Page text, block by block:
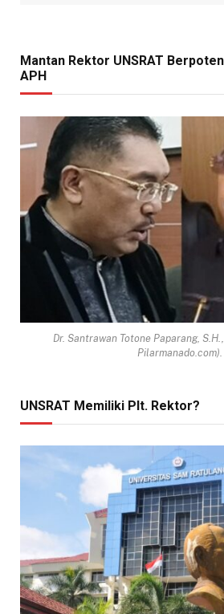
Mantan Rektor UNSRAT
APH
Dr. Santrawan Totone Paparang,
Pilarmanado.com).
UNSRAT Memiliki Plt. Rektor?